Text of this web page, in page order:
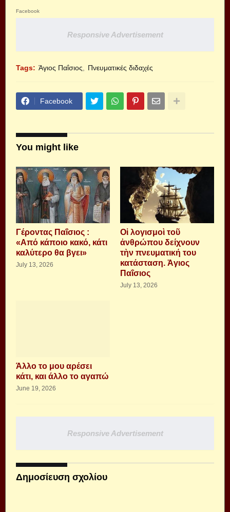
Facebook
Responsive Advertisement
Tags: Άγιος Παΐσιος Πνευματικές διδαχές
Facebook
You might like
Γέροντας Παΐσιος :
«Από κάποιο κακό, κάτι
καλύτερο θα βγει»
July 13, 2026
Οἱ λογισμοὶ τοῦ
ἀνθρώπου δείχνουν
τὴν πνευματική του
κατάσταση. Ἁγιος
Παΐσιος
July 13, 2026
Άλλο το μου αρέσει
κάτι, και άλλο το αγαπώ
June 19, 2026
Responsive Advertisement
Δημοσίευση σχολίου